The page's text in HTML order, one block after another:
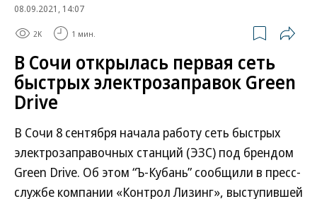
08.09.2021, 14:07
2K 1 мин.
В Сочи открылась первая сеть
быстрых электрозаправок Green
Drive
В Сочи 8 сентября начала работу сеть быстрых
электрозаправочных станций (ЭЗС) под брендом
Green Drive. Об этом “Ъ-Кубань” сообщили в пресс-
службе компании «Контрол Лизинг», выступившей